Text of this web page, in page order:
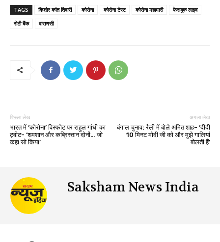
TAGS किशोर कांत तिवारी कोरोना कोरोना टेस्ट कोरोना महामारी
फेसबुक लाइव
रोटी बैंक
वाराणसी
पिछला लेख
भारत में ‘कोरोना’ विस्फोट पर राहुल गांधी का
ट्वीट- ‘शमशान और कब्रिस्तान दोनों… जो
कहा सो किया’
अगला लेख
बंगाल चुनाव: रैली में बोले अमित शाह- ‘दीदी
10 मिनट मोदी जी को और मुझे गालियां
बोलती हैं’
Saksham News India